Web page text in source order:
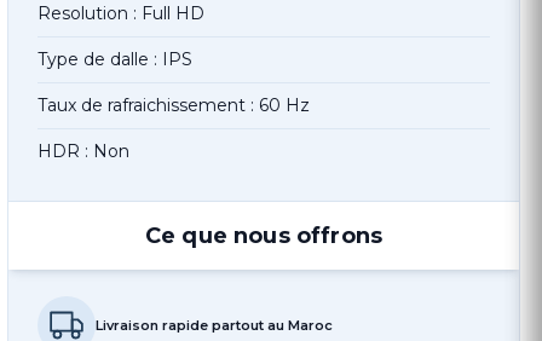
Resolution : Full HD
Type de dalle : IPS
Taux de rafraichissement : 60 Hz
HDR : Non
Ce que nous offrons
Livraison rapide partout au Maroc